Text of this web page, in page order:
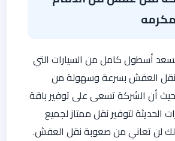
أسطول كامل من السيارات التي
العفش بسرعة وسهولة من
أن الشركة تسعى على توفير باقة
الحديثة لتوفير نقل ممتاز لجميع
لن تعاني من صعوبة نقل العفش.